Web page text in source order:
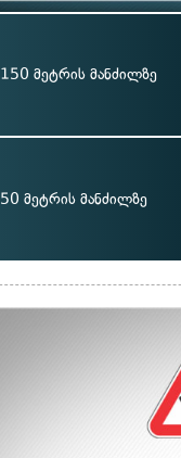
150 მეტრის მანძილზე
50 მეტრის მანძილზე